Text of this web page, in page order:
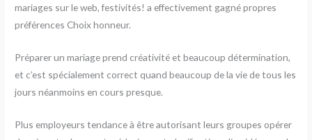
mariages sur le web, festivités! a effectivement gagné propres
préférences Choix honneur.
Préparer un mariage prend créativité et beaucoup détermination,
et c’est spécialement correct quand beaucoup de la vie de tous les
jours néanmoins en cours presque.
Plus employeurs tendance à être autorisant leurs groupes opérer